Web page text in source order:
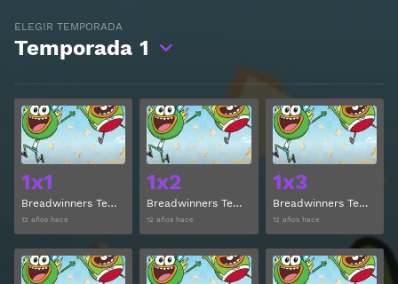
ELEGIR TEMPORADA
Temporada 1
1x1
Breadwinners Temporada 1 Episodio 1
12 años hace
Ver
1x2
Breadwinners Temporada 1 Episodio 2
12 años hace
Ver
1x3
Breadwinners Temporada 1 Episodio 3
12 años hace
Ver Ver